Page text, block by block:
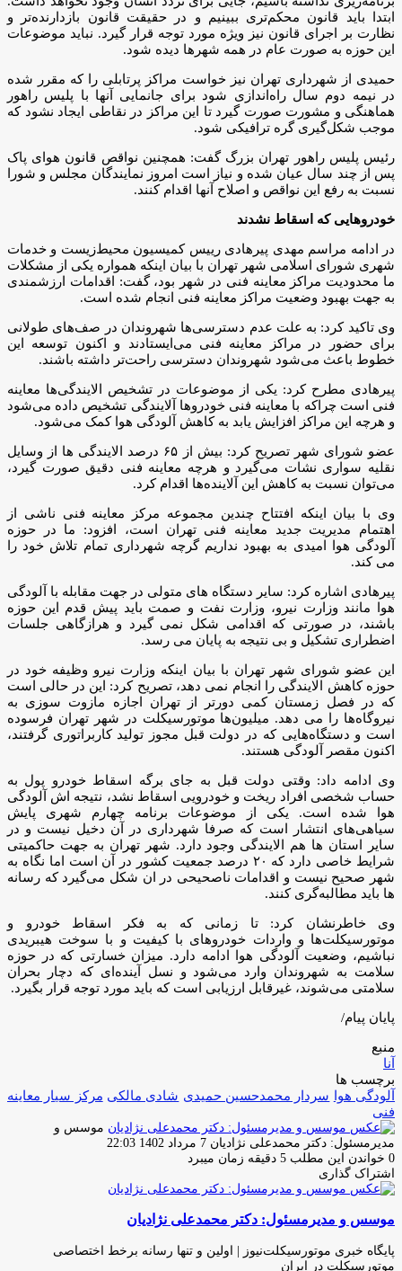
ابتدا باید قانون محکم‌تری ببینیم و در حقیقت قانون بازدارنده‌تر و
نظارت بر اجرای قانون نیز ویژه مورد توجه قرار گیرد. نباید موضوعات
این حوزه به صورت عام در همه شهرها دیده شود.
حمیدی از شهرداری تهران نیز خواست مراکز پرتابلی را که مقرر شده
در نیمه دوم سال راه‌اندازی شود برای جانمایی آنها با پلیس راهور
هماهنگی و مشورت صورت گیرد تا این مراکز در نقاطی ایجاد نشود که
موجب شکل‌گیری گره ترافیکی شود.
رئیس پلیس راهور تهران بزرگ گفت: همچنین نواقص قانون هوای پاک
پس از چند سال عیان شده و نیاز است امروز نمایندگان مجلس و شورا
نسبت به رفع این نواقص و اصلاح آنها اقدام کنند.
خودروهایی که اسقاط نشدند
در ادامه مراسم مهدی پیرهادی رییس کمیسیون محیط‌زیست و خدمات
شهری شورای اسلامی شهر تهران با بیان اینکه همواره یکی از مشکلات
ما محدودیت مراکز معاینه فنی در شهر بود، گفت: اقدامات ارزشمندی
به جهت بهبود وضعیت مراکز معاینه فنی انجام شده است.
وی تاکید کرد: به علت عدم دسترسی‌ها شهروندان در صف‌های طولانی
برای حضور در مراکز معاینه فنی می‌ایستادند و اکنون توسعه این
خطوط باعث می‌شود شهروندان دسترسی راحت‌تر داشته باشند.
پیرهادی مطرح کرد: یکی از موضوعات در تشخیص الایندگی‌ها معاینه
فنی است چراکه با معاینه فنی خودروها آلایندگی تشخیص داده می‌شود
و هرچه این مراکز افزایش یابد به کاهش آلودگی هوا کمک می‌شود.
عضو شورای شهر تصریح کرد: بیش از ۶۵ درصد الایندگی ها از وسایل
نقلیه سواری نشات می‌گیرد و هرچه معاینه فنی دقیق صورت گیرد،
می‌توان نسبت به کاهش این آلاینده‌ها اقدام کرد.
وی با بیان اینکه افتتاح چندین مجموعه مرکز معاینه فنی ناشی از
اهتمام مدیریت جدید معاینه فنی تهران است، افزود: ما در حوزه
آلودگی هوا امیدی به بهبود نداریم گرچه شهرداری تمام تلاش خود را
می کند.
پیرهادی اشاره کرد: سایر دستگاه های متولی در جهت مقابله با آلودگی
هوا مانند وزارت نیرو، وزارت نفت و صمت باید پیش قدم این حوزه
باشند، در صورتی که اقدامی شکل نمی گیرد و هرازگاهی جلسات
اضطراری تشکیل و بی نتیجه به پایان می رسد.
این عضو شورای شهر تهران با بیان اینکه وزارت نیرو وظیفه خود در
حوزه کاهش الایندگی را انجام نمی دهد، تصریح کرد: این در حالی است
که در فصل زمستان کمی دورتر از تهران اجازه مازوت سوزی به
نیروگاه‌ها را می دهد. میلیون‌ها موتورسیکلت در شهر تهران فرسوده
است و دستگاه‌هایی که در دولت قبل مجوز تولید کاربراتوری گرفتند،
اکنون مقصر آلودگی هستند.
وی ادامه داد: وقتی دولت قبل به جای برگه اسقاط خودرو پول به
حساب شخصی افراد ریخت و خودرویی اسقاط نشد، نتیجه اش آلودگی
هوا شده است. یکی از موضوعات برنامه چهارم شهری پایش
سیاهی‌های انتشار است که صرفا شهرداری در آن دخیل نیست و در
سایر استان ها هم الایندگی وجود دارد. شهر تهران به جهت حاکمیتی
شرایط خاصی دارد که ۲۰ درصد جمعیت کشور در آن است اما نگاه به
شهر صحیح نیست و اقدامات ناصحیحی در ان شکل می‌گیرد که رسانه
ها باید مطالبه‌گری کنند.
وی خاطرنشان کرد: تا زمانی که به فکر اسقاط خودرو و
موتورسیکلت‌ها و واردات خودروهای با کیفیت و با سوخت هیبریدی
نباشیم، وضعیت آلودگی هوا ادامه دارد. میزان خسارتی که در حوزه
سلامت به شهروندان وارد می‌شود و نسل آینده‌ای که دچار بحران
سلامتی می‌شوند، غیرقابل ارزیابی است که باید مورد توجه قرار بگیرد.
پایان پیام/
منبع
آنا
برچسب ها
آلودگی هوا سردار محمدحسین حمیدی شادی مالکی مرکز سیار معاینه
فنی
موسس و
مدیرمسئول: دکتر محمدعلی نژادیان ارسال
ایمیل
7 مرداد 1402 22:03
0 خواندن این مطلب 5 دقیقه زمان میبرد
اشتراک گذاری
فیس
توئیتر
لینکدین
واتس
تلگرام
اشتراک
از
ایمیل
چاپ
موسس و مدیرمسئول: دکتر محمدعلی نژادیان
پایگاه خبری موتورسیکلت‌نیوز | اولین و تنها رسانه برخط اختصاصی
موتورسیکلت در ایران